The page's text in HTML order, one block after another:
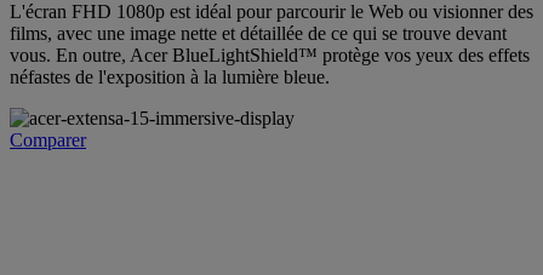
L'écran FHD 1080p est idéal pour parcourir le Web ou visionner des
films, avec une image nette et détaillée de ce qui se trouve devant
vous. En outre, Acer BlueLightShield™ protège vos yeux des effets
néfastes de l'exposition à la lumière bleue.
Comparer